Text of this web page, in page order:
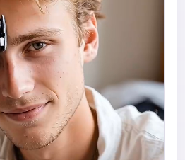
da textura do couro
da cabeça e movimento
movimento de câmera
leve realismo de câmera na
campo suave, energia viral
TikTok e cortes sincronizados
o movimento fluido e
final revela uma cabeça
e careca com expressão
cinematográfica limpa. Ultra